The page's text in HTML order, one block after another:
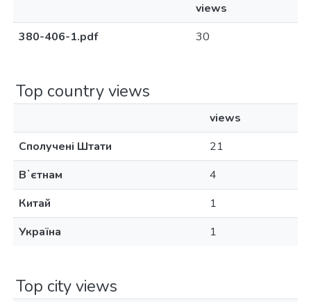
views
380-406-1.pdf
30
Top country views
views
Сполучені Штати
21
Вʼєтнам
4
Китай
1
Україна
1
Top city views